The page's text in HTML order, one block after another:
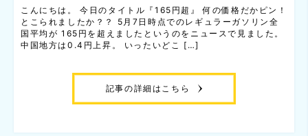
こんにちは。 今日のタイトル『165円超』 何の価格だかピン！
とこられましたか？？ 5月7日時点でのレギュラーガソリン全
国平均が 165円を超えましたというのをニュースで見ました。
中国地方は0.4円上昇。 いったいどこ […]
記事の詳細はこちら